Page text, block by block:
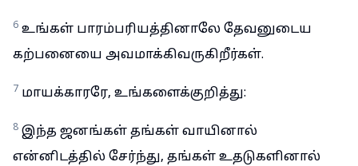
6 உங்கள் பாரம்பரியத்தினாலே தேவனுடைய
கற்பனையை அவமாக்கிவருகிறீர்கள்.
7 மாயக்காரரே, உங்களைக்குறித்து:
8 இந்த ஜனங்கள் தங்கள் வாயினால்
என்னிடத்தில் சேர்ந்து, தங்கள் உதடுகளினால்